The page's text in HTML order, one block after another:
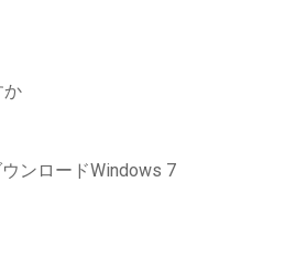
か
ンロードWindows 7